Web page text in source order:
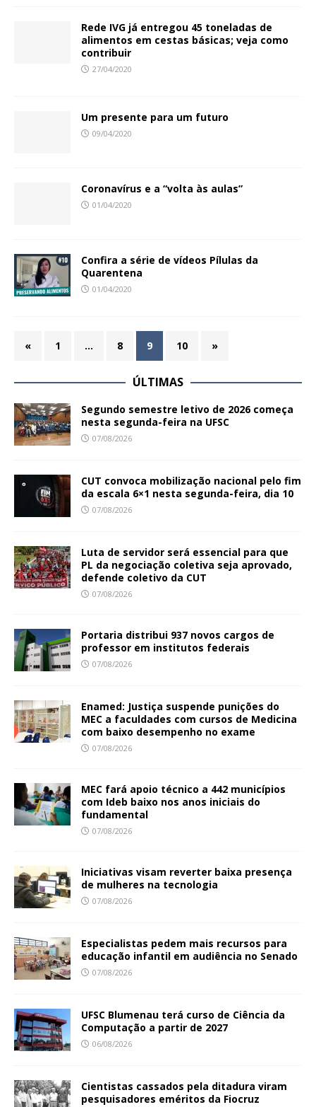
Rede IVG já entregou 45 toneladas de
alimentos em cestas básicas; veja como
contribuir
27/04/2020
Um presente para um futuro
09/04/2020
Coronavírus e a “volta às aulas”
01/04/2020
Confira a série de vídeos Pílulas da
Quarentena
01/04/2020
« 1 … 8 9 10 »
ÚLTIMAS
Segundo semestre letivo de 2026 começa
nesta segunda-feira na UFSC
07/08/2026
CUT convoca mobilização nacional pelo fim
da escala 6×1 nesta segunda-feira, dia 10
07/08/2026
Luta de servidor será essencial para que
PL da negociação coletiva seja aprovado,
defende coletivo da CUT
07/08/2026
Portaria distribui 937 novos cargos de
professor em institutos federais
07/08/2026
Enamed: Justiça suspende punições do
MEC a faculdades com cursos de Medicina
com baixo desempenho no exame
07/08/2026
MEC fará apoio técnico a 442 municípios
com Ideb baixo nos anos iniciais do
fundamental
07/08/2026
Iniciativas visam reverter baixa presença
de mulheres na tecnologia
07/08/2026
Especialistas pedem mais recursos para
educação infantil em audiência no Senado
07/08/2026
UFSC Blumenau terá curso de Ciência da
Computação a partir de 2027
06/08/2026
Cientistas cassados pela ditadura viram
pesquisadores eméritos da Fiocruz